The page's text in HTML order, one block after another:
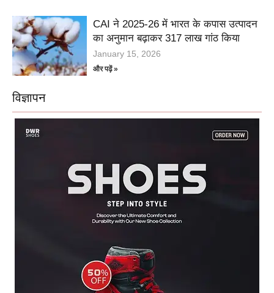
CAI ने 2025-26 में भारत के कपास उत्पादन
का अनुमान बढ़ाकर 317 लाख गांठ किया
January 15, 2026
और पढ़ें »
विज्ञापन